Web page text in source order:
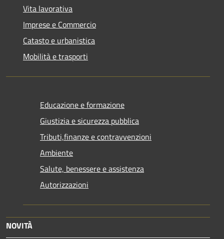
Vita lavorativa
Imprese e Commercio
Catasto e urbanistica
Mobilità e trasporti
Educazione e formazione
Giustizia e sicurezza pubblica
Tributi,finanze e contravvenzioni
Ambiente
Salute, benessere e assistenza
Autorizzazioni
NOVITÀ